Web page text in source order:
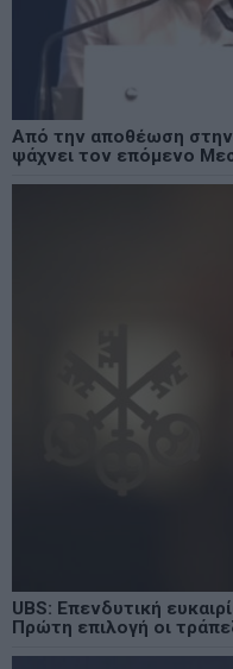
Από την αποθέωση στην
ψάχνει τον επόμενο
UBS: Επενδυτική
Πρώτη επιλογή οι